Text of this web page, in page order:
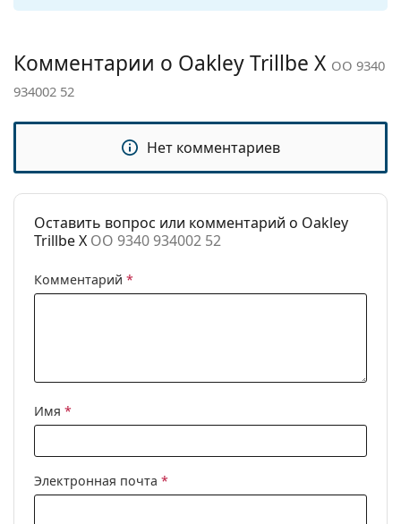
чистки:
Пол:
Мужские
Категория:
Бренд:
Oakley
Использование:
Спорт:
Туризм
Код:
OO 9340 934002 52
Комментарии о Oakley Trillbe X OO 9340
934002 52
Нет комментариев
Оставить вопрос или комментарий о Oakley
Trillbe X OO 9340 934002 52
Комментарий *
Имя *
Электронная почта *